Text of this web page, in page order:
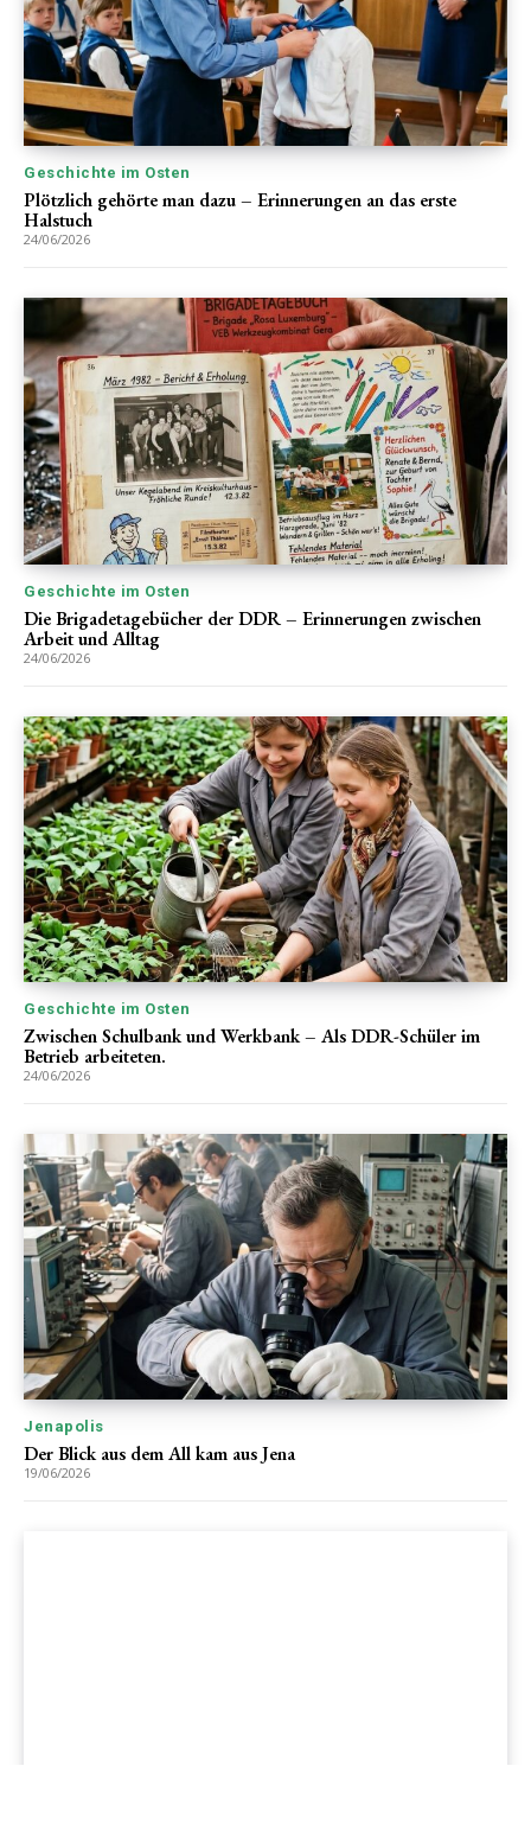
Geschichte im Osten
Plötzlich gehörte man dazu – Erinnerungen an das erste
Halstuch
24/06/2026
Geschichte im Osten
Die Brigadetagebücher der DDR – Erinnerungen zwischen
Arbeit und Alltag
24/06/2026
Geschichte im Osten
Zwischen Schulbank und Werkbank – Als DDR-Schüler im
Betrieb arbeiteten.
24/06/2026
Jenapolis
Der Blick aus dem All kam aus Jena
19/06/2026